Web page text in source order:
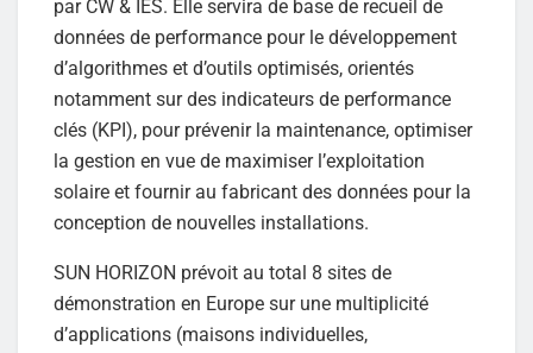
par CW & IES. Elle servira de base de recueil de
données de performance pour le développement
d’algorithmes et d’outils optimisés, orientés
notamment sur des indicateurs de performance
clés (KPI), pour prévenir la maintenance, optimiser
la gestion en vue de maximiser l’exploitation
solaire et fournir au fabricant des données pour la
conception de nouvelles installations.
SUN HORIZON prévoit au total 8 sites de
démonstration en Europe sur une multiplicité
d’applications (maisons individuelles,